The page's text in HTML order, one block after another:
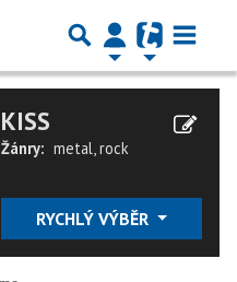
KISS
Žánry: metal,rock
RYCHLÝ VÝBĚR